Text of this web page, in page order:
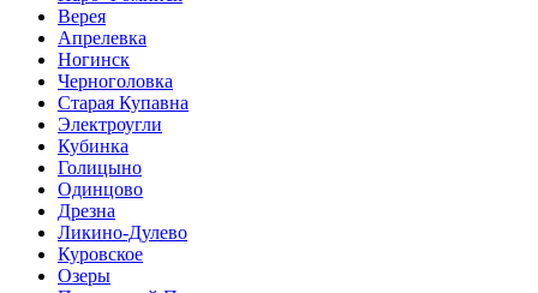
Верея
Апрелевка
Ногинск
Черноголовка
Старая Купавна
Электроугли
Кубинка
Голицыно
Одинцово
Дрезна
Ликино-Дулево
Куровское
Озеры